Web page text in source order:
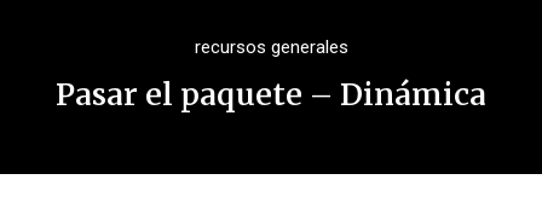
recursos generales
Pasar el paquete – Dinámica